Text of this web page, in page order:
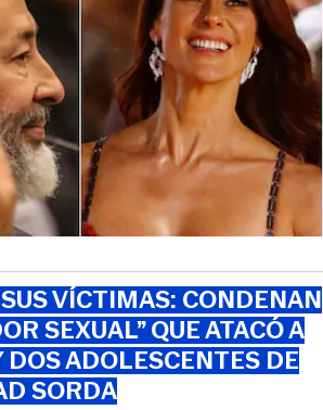
VÍCTIMAS: CONDENAN
SEXUAL” QUE ATACÓ A
DOS ADOLESCENTES DE
SORDA